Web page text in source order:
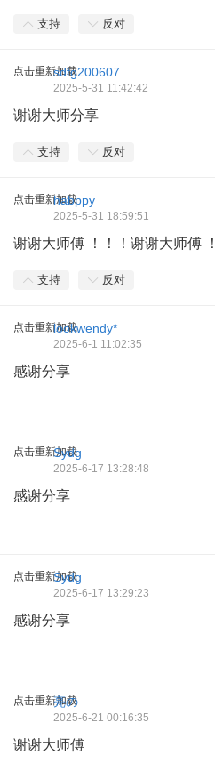
支持 反对
点击重新加载sdfg200607
2025-5-31 11:42:42
谢谢大师分享
支持 反对
点击重新加载
habppy
2025-5-31 18:59:51
谢谢大师傅 ！！！谢谢大师傅
支持 反对
点击重新加载lookwendy*
2025-6-1 11:02:35
感谢分享
点击重新加载
Sydg
2025-6-17 13:28:48
感谢分享
点击重新加载
Sydg
2025-6-17 13:29:23
感谢分享
点击重新加载
亮の
2025-6-21 00:16:35
谢谢大师傅